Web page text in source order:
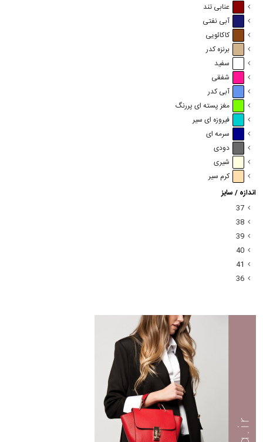
عنابی تند
آبی نفتی
کاکائویی
برنزه کدر
سفید
شفقی
آبی کدر
مغز پسته ای پررنگ
فیروزه ای سیر
سرمه ای
دودی
شیری
کرم سیر
اندازه / سایز
37
38
39
40
41
36